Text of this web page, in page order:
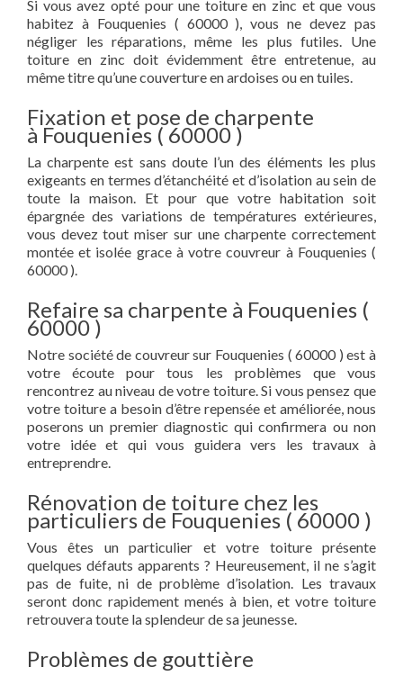
Si vous avez opté pour une toiture en zinc et que vous
habitez à Fouquenies ( 60000 ), vous ne devez pas
négliger les réparations, même les plus futiles. Une
toiture en zinc doit évidemment être entretenue, au
même titre qu’une couverture en ardoises ou en tuiles.
Fixation et pose de charpente
à Fouquenies ( 60000 )
La charpente est sans doute l’un des éléments les plus
exigeants en termes d’étanchéité et d’isolation au sein de
toute la maison. Et pour que votre habitation soit
épargnée des variations de températures extérieures,
vous devez tout miser sur une charpente correctement
montée et isolée grace à votre couvreur à Fouquenies (
60000 ).
Refaire sa charpente à Fouquenies (
60000 )
Notre société de couvreur sur Fouquenies ( 60000 ) est à
votre écoute pour tous les problèmes que vous
rencontrez au niveau de votre toiture. Si vous pensez que
votre toiture a besoin d’être repensée et améliorée, nous
poserons un premier diagnostic qui confirmera ou non
votre idée et qui vous guidera vers les travaux à
entreprendre.
Rénovation de toiture chez les
particuliers de Fouquenies ( 60000 )
Vous êtes un particulier et votre toiture présente
quelques défauts apparents ? Heureusement, il ne s’agit
pas de fuite, ni de problème d’isolation. Les travaux
seront donc rapidement menés à bien, et votre toiture
retrouvera toute la splendeur de sa jeunesse.
Problèmes de gouttière